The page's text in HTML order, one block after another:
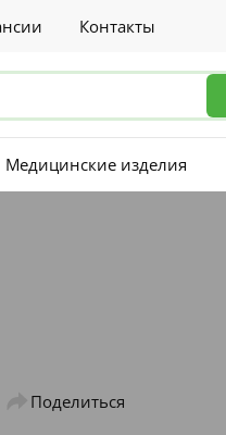
Контакты
Медицинские изделия
Поделиться